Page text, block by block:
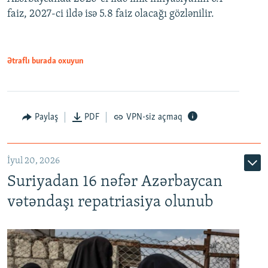
Auto
480p
faiz, 2027-ci ildə isə 5.8 faiz olacağı gözlənilir.
Ətraflı burada oxuyun
Paylaş PDF VPN-siz açmaq
İyul 20, 2026
Suriyadan 16 nəfər Azərbaycan
vətəndaşı repatriasiya olunub